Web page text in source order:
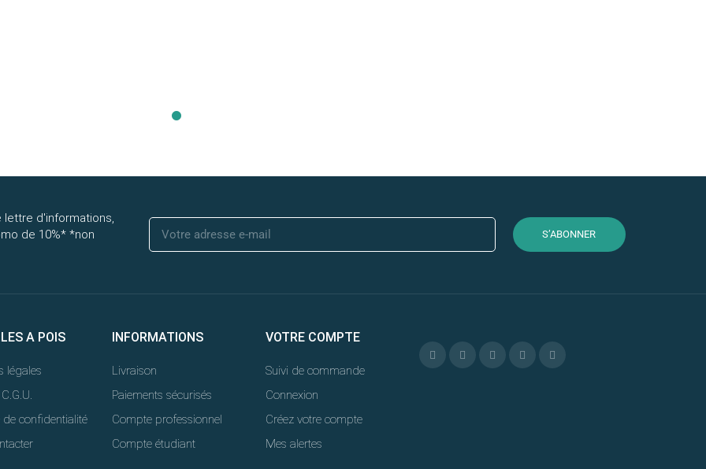
lettre d'informations,
de 10%* *non
S’ABONNER
A POIS
légales
de confidentialité
INFORMATIONS
Livraison
Paiements sécurisés
Compte professionnel
Compte étudiant
VOTRE COMPTE
Suivi de commande
Connexion
Créez votre compte
Mes alertes